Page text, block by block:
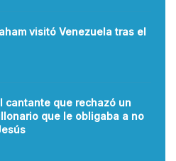
visitó Venezuela tras el
cantante que rechazó un
que le obligaba a no